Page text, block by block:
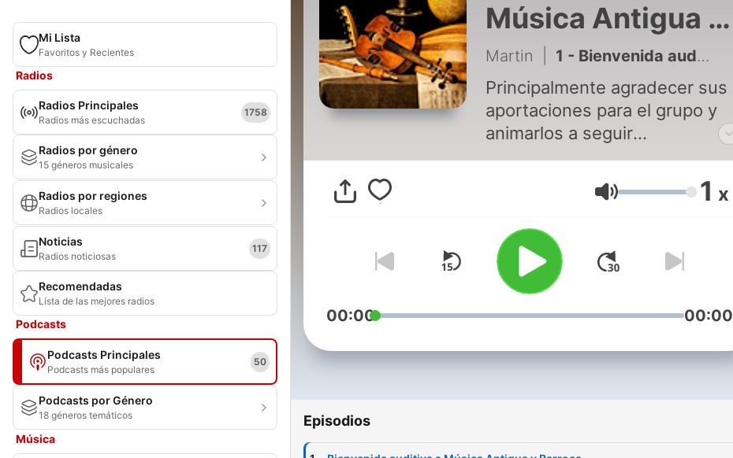
Mi Lista
Favoritos y Recientes
Radios
Radios Principales
Radios más escuchadas
1758
Radios por género
15 géneros musicales
Radios por regiones
Radios locales
Noticias
Radios noticiosas
117
Recomendadas
Lista de las mejores radios
Podcasts
Podcasts Principales
Podcasts más populares
50
Podcasts por Género
18 géneros temáticos
Música
Música Antigua y
Barroca
Martin 1 - Bienvenida auditiva a Música Antigua y Barroca
Principalmente agradecer sus
aportaciones para el grupo y
animarlos a seguir
compartiendo lo que más les
Volumen 1 x
00:00 00:00
Episodios